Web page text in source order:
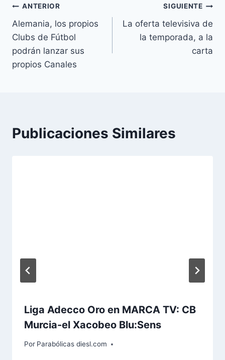
Navegación
de
entradas
ANTERIOR
Alemania, los propios
Clubs de Fútbol
podrán lanzar sus
propios Canales
SIGUIENTE
La oferta televisiva de
la temporada, a la
carta
Publicaciones Similares
Liga Adecco Oro en MARCA TV: CB
Murcia-el Xacobeo Blu:Sens
Por Parabólicas diesl.com